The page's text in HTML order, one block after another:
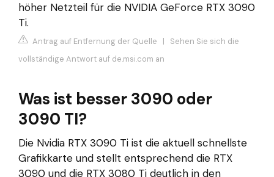
höher Netzteil für die NVIDIA GeForce RTX 3090
Ti.
Antrag auf Entfernung der Quelle | Sehen Sie sich die
vollständige Antwort auf de.msi.com an
Was ist besser 3090 oder
3090 TI?
Die Nvidia RTX 3090 Ti ist die aktuell schnellste
Grafikkarte und stellt entsprechend die RTX
3090 und die RTX 3080 Ti deutlich in den